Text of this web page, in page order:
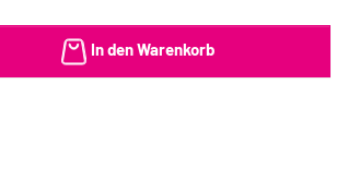
In den Warenkorb